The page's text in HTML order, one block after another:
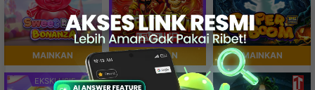
MAINKAN MAINKAN MAINKAN
EKSKLUSIF